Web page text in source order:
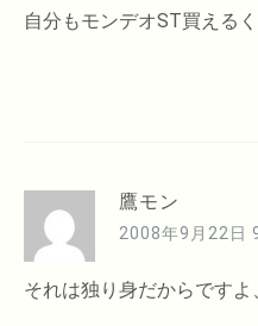
自分もモンデオST買える
鷹モン
2008年9月22日
それは独り身だからですよ